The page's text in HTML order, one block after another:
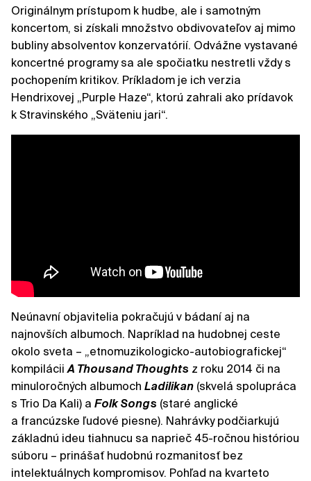
Originálnym prístupom k hudbe, ale i samotným
koncertom, si získali množstvo obdivovateľov aj mimo
bubliny absolventov konzervatórií. Odvážne vystavané
koncertné programy sa ale spočiatku nestretli vždy s
pochopením kritikov. Príkladom je ich verzia
Hendrixovej „Purple Haze“, ktorú zahrali ako prídavok
k Stravinského „Sväteniu jari“.
Neúnavní objavitelia pokračujú v bádaní aj na
najnovších albumoch. Napríklad na hudobnej ceste
okolo sveta – „etnomuzikologicko-autobiografickej“
kompiláciiA Thousand Thoughts z roku 2014 či na
minuloročných albumoch Ladilikan (skvelá spolupráca
s Trio Da Kali) a Folk Songs (staré anglické
a francúzske ľudové piesne). Nahrávky podčiarkujú
základnú ideu tiahnucu sa naprieč 45-ročnou históriou
súboru – prinášať hudobnú rozmanitosť bez
intelektuálnych kompromisov. Pohľad na kvarteto